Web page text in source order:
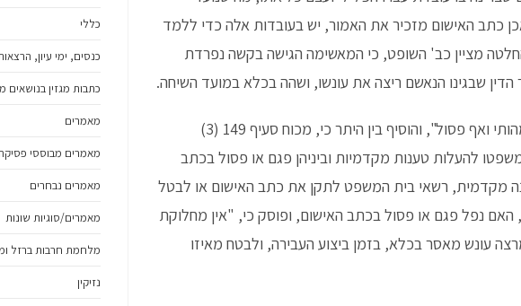
כתב האישום מזכיר את האמור, יש בעובדות אלה כדי ללמד
מציין כב' השופט, כי המאשימה הגישה בקשה נפרדת
שבגינו הנאשם ריצה את עונשו, ושהה בכלא במועד השיחה.
בדיון והכרעה, קבע כב' בית המשפט כי, "בכתב האישום נפל פגם מהותי ואף פסול", והוסיף בין היתר כי, מכוח סעיף 149 (3)
נאשם לאחר שהחל משפטו להעלות טענות מקדמיות וביניהן פגם או פסול בכתב
טענה מקדמית, רשאי בית המשפט לתקן את כתב האישום או לבטל
נפל פגם או פסול בכתב האישום, ופוסק כי, "אין מחלוקת
עונש מאסר בכלא, בזמן ביצוע העבירה, ולבטח מאיזו
כללי
כנסים, ימי עיון,
כתבות מגזין בנושאים
מאמרים
מאמרים מבוססי פסיקה
מאמרים נבחרים
מאמרים/סוגיות שונות
מלחמת חרבות ברזל
נזיקין